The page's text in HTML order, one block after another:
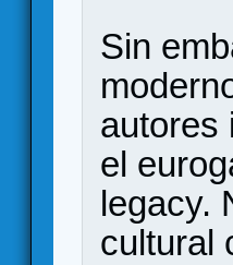
Sin
autores
el
legacy.
cultural